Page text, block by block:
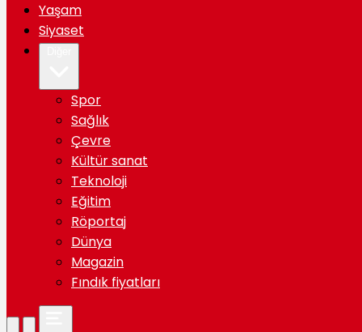
Yaşam
Siyaset
Spor
Sağlık
Çevre
Kültür sanat
Teknoloji
Eğitim
Röportaj
Dünya
Magazin
Fındık fiyatları